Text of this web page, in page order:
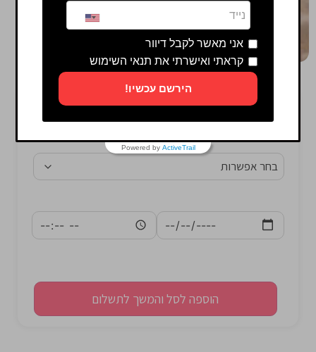
הוספה לסל והמשך לתשלום
אני מאשר לקבל דיוור
קראתי ואישרתי את תנאי השימוש
הירשם עכשיו!
Powered by ActiveTrail